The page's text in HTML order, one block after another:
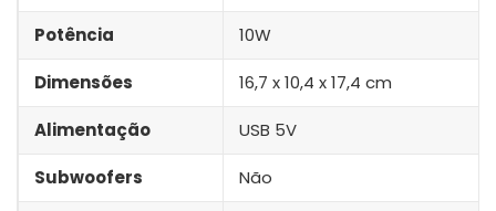
Potência 10W
Dimensões 16,7 x 10,4 x 17,4 cm
Alimentação USB 5V
Subwoofers Não